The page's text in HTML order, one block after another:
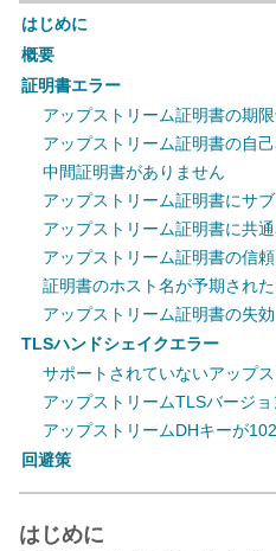
はじめに
概要
証明書エラー
アップストリーム証明書の期
アップストリーム証明書の自
中間証明書がありません
アップストリーム証明書にサ
アップストリーム証明書に共通
アップストリーム証明書の信
証明書のホスト名が予期され
アップストリーム証明書の失効
TLSハンドシェイクエラー
サポートされていないアップ
アップストリームTLSバージ
アップストリームDHキーが
回避策
はじめに